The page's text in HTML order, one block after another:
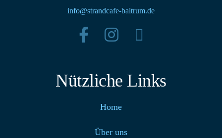
info@strandcafe-baltrum.de
Nützliche Links
Home
Über uns